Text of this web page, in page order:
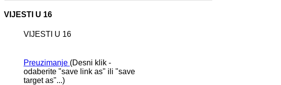
VIJESTI U 16
VIJESTI U 16
Preuzimanje (Desni klik -
odaberite "save link as" ili "save
target as"...)